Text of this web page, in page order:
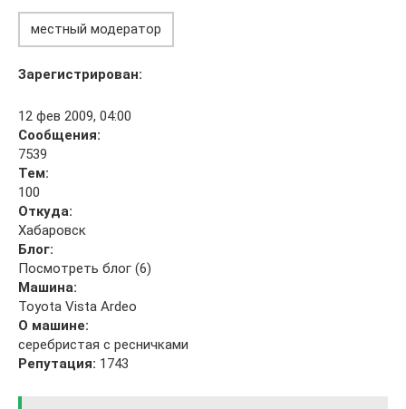
местный модератор
Зарегистрирован:
12 фев 2009, 04:00
Сообщения:
7539
Тем:
100
Откуда:
Хабаровск
Блог:
Посмотреть блог (6)
Машина:
Toyota Vista Ardeo
О машине:
серебристая с ресничками
Репутация: 1743